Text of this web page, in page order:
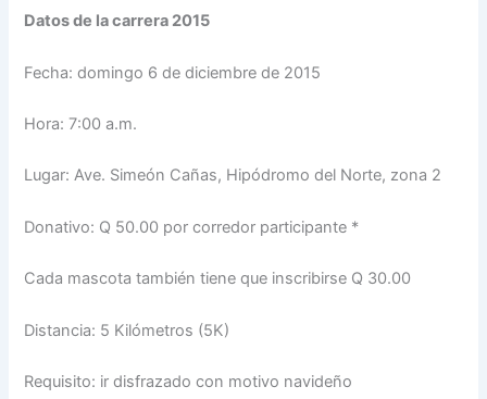
Datos de la carrera 2015
Fecha: domingo 6 de diciembre de 2015
Hora: 7:00 a.m.
Lugar: Ave. Simeón Cañas, Hipódromo del Norte, zona 2
Donativo: Q 50.00 por corredor participante *
Cada mascota también tiene que inscribirse Q 30.00
Distancia: 5 Kilómetros (5K)
Requisito: ir disfrazado con motivo navideño